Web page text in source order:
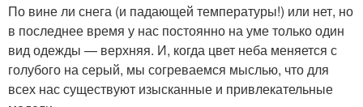
По вине ли снега (и падающей температуры!) или нет, но
в последнее время у нас постоянно на уме только один
вид одежды — верхняя. И, когда цвет неба меняется с
голубого на серый, мы согреваемся мыслью, что для
всех нас существуют изысканные и привлекательные